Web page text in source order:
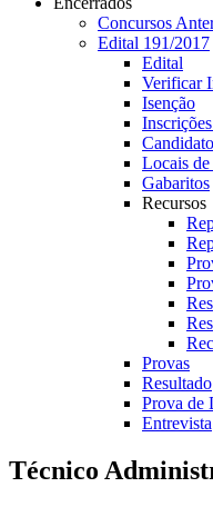
Concursos
Edital 191/2017
Edital
Verificar
Isenção
Locais de
Gabaritos
Recursos
Provas
Resultado
Prova de
Entrevista
Técnico